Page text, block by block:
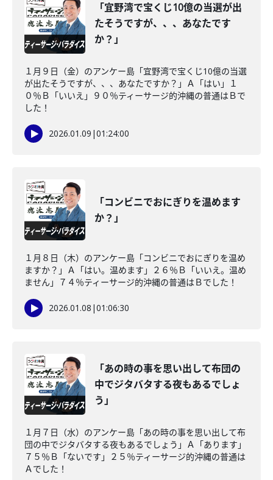
「宜野湾で宝くじ10億の当選が出
たそうですが、、、あなたです
か？」
１月９日（金）のアンケー島「宜野湾で宝くじ10億の当選
が出たそうですが、、、あなたですか？」Ａ「はい」１
０％Ｂ「いいえ」９０％ティーサージ的沖縄の普通はＢで
した！
2026.01.09 |01:24:00
「コンビニでおにぎりを温めます
か？」
１月８日（木）のアンケー島「コンビニでおにぎりを温め
ますか？」Ａ「はい。温めます」２６％Ｂ「いいえ。温め
ません」７４％ティーサージ的沖縄の普通はＢでした！
2026.01.08 |01:06:30
「あの時の事を思い出して布団の
中でジタバタする夜もあるでしょ
う」
１月７日（水）のアンケー島「あの時の事を思い出して布
団の中でジタバタする夜もあるでしょう」Ａ「あります」
７５％Ｂ「ないです」２５％ティーサージ的沖縄の普通は
Ａでした！